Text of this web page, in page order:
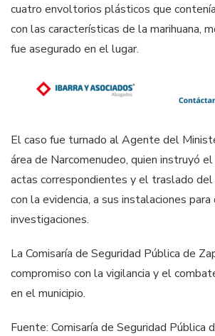
cuatro envoltorios plásticos que
con las características de la marihuana,
fue asegurado en el lugar.
El caso fue turnado al Agente del
área de Narcomenudeo, quien instruyó
actas correspondientes y el traslado
con la evidencia, a sus instalaciones
investigaciones.
La Comisaría de Seguridad Pública de
compromiso con la vigilancia y el
en el municipio.
Fuente: Comisaría de Seguridad Pública